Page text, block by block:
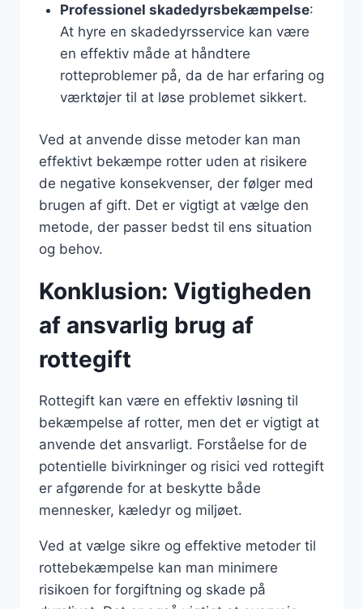
Professionel skadedyrsbekæmpelse:
At hyre en skadedyrsservice kan være
en effektiv måde at håndtere
rotteproblemer på, da de har erfaring og
værktøjer til at løse problemet sikkert.
Ved at anvende disse metoder kan man
effektivt bekæmpe rotter uden at risikere
de negative konsekvenser, der følger med
brugen af gift. Det er vigtigt at vælge den
metode, der passer bedst til ens situation
og behov.
Konklusion: Vigtigheden
af ansvarlig brug af
rottegift
Rottegift kan være en effektiv løsning til
bekæmpelse af rotter, men det er vigtigt at
anvende det ansvarligt. Forståelse for de
potentielle bivirkninger og risici ved rottegift
er afgørende for at beskytte både
mennesker, kæledyr og miljøet.
Ved at vælge sikre og effektive metoder til
rottebekæmpelse kan man minimere
risikoen for forgiftning og skade på